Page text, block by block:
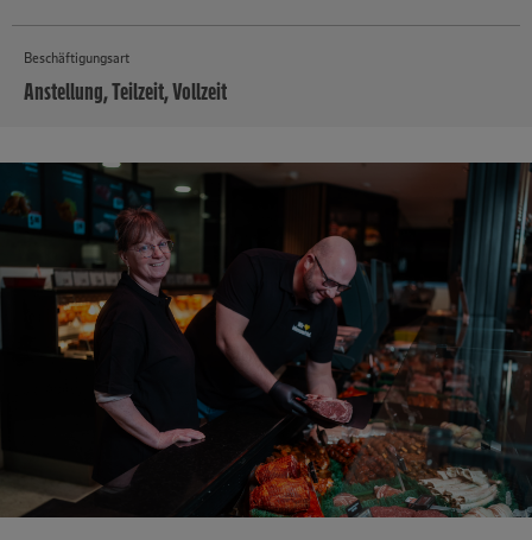
Beschäftigungsart
Anstellung, Teilzeit, Vollzeit